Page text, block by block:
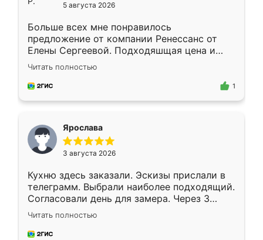
5 августа 2026
Больше всех мне понравилось
предложение от компании Ренессанс от
Елены Сергеевой. Подходяшщая цена и
короткие сроки изготовления. Приехавший
для замера сотрудник Владислав
предложил по моему эскизу самый
Читать полностью
1
Ярослава
3 августа 2026
Кухню здесь заказали. Эскизы прислали в
телеграмм. Выбрали наиболее подходящий.
Согласовали день для замера. Через 3
недели кухня была уже готова. Остались
довольны работой. Спасибо Ренессанс
мебель за качественную работу!
Читать полностью